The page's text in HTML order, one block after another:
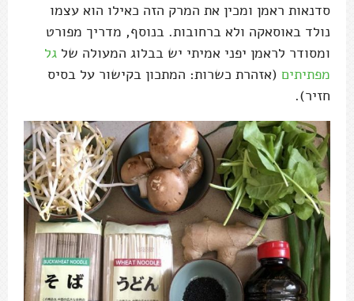
סדנאות ראמן ומכין את המרק הזה כאילו הוא עצמו
נולד באוסאקה ולא ברחובות. בנוסף, מדריך מפורט
ומסודר לראמן יפני אמיתי יש בבלוג המעולה של גל
מפתיתים (אזהרת כשרות: המתכון בקישור על בסיס
חזיר).